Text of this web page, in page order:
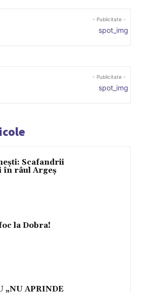
- Publicitate -
- Publicitate -
Scafandrii
în râul Argeș
la Dobra!
„NU APRINDE